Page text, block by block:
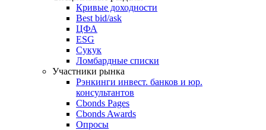
Кривые доходности
Best bid/ask
ЦФА
ESG
Сукук
Ломбардные списки
Участники рынка
Рэнкинги инвест. банков и юр.
консультантов
Cbonds Pages
Cbonds Awards
Опросы